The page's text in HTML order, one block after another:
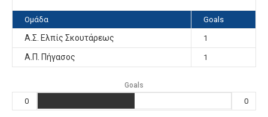
Ομάδα Goals
Α.Σ. Ελπίς Σκουτάρεως 1
Α.Π. Πήγασος 1
Goals
0 0